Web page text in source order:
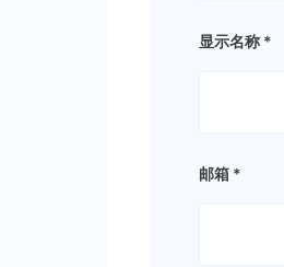
显示名称 *
邮箱 *